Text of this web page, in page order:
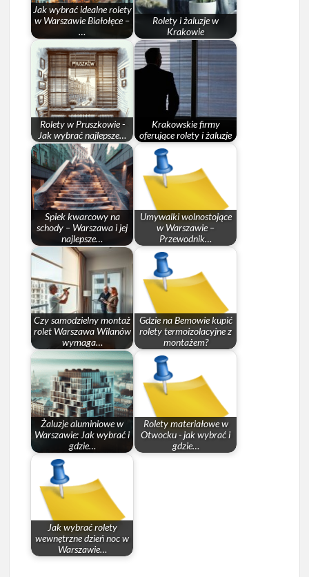
Jak wybrać idealne rolety
w Warszawie Białołęce –
…
Rolety i żaluzje w
Krakowie
Rolety w Pruszkowie -
Jak wybrać najlepsze…
Krakowskie firmy
oferujące rolety i żaluzje
Spiek kwarcowy na
schody – Warszawa i jej
najlepsze…
Umywalki wolnostojące
w Warszawie –
Przewodnik…
Czy samodzielny montaż
rolet Warszawa Wilanów
wymaga…
Gdzie na Bemowie kupić
rolety termoizolacyjne z
montażem?
Żaluzje aluminiowe w
Warszawie: Jak wybrać i
gdzie…
Rolety materiałowe w
Otwocku - jak wybrać i
gdzie…
Jak wybrać rolety
wewnętrzne dzień noc w
Warszawie…